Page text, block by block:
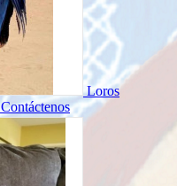
Loros
Contáctenos